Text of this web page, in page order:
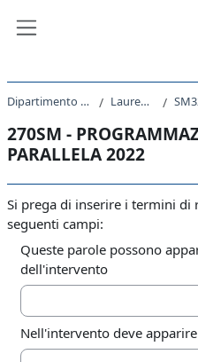
Dipartimento di Matematica e Geoscienze Laurea triennale (DM270)
270SM -
PARALLELA 2022
Si prega di inserire i termini di
seguenti campi:
Queste parole possono
dell'intervento
Nell'intervento deve